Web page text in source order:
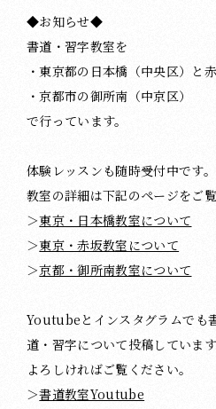
◆お知らせ◆
書道・習字教室を
・東京都の日本橋（中央区）と
・京都市の御所南（中京区）
で行っています。
体験レッスンも随時受付中です。
教室の詳細は下記のページをご覧
＞東京・日本橋教室について
＞東京・赤坂教室について
＞京都・御所南教室について
Youtubeとインスタグラムでも
道・習字について投稿しています
よろしければご覧ください。
＞書道教室Youtube